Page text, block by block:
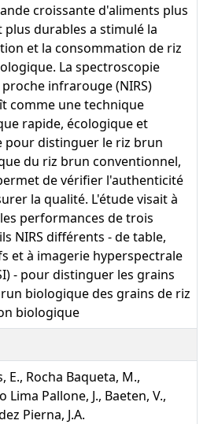
croissante d'aliments plus
plus durables a stimulé la
et la consommation de riz
La spectroscopie
infrarouge (NIRS)
comme une technique
rapide, écologique et
pour distinguer le riz brun
du riz brun conventionnel,
de vérifier l'authenticité
la qualité. L'étude visait à
performances de trois
NIRS différents - de table,
et à imagerie hyperspectrale
- pour distinguer les grains
biologique des grains de riz
biologique
E., Rocha Baqueta, M.,
Lima Pallone, J., Baeten, V.,
Pierna, J.A.